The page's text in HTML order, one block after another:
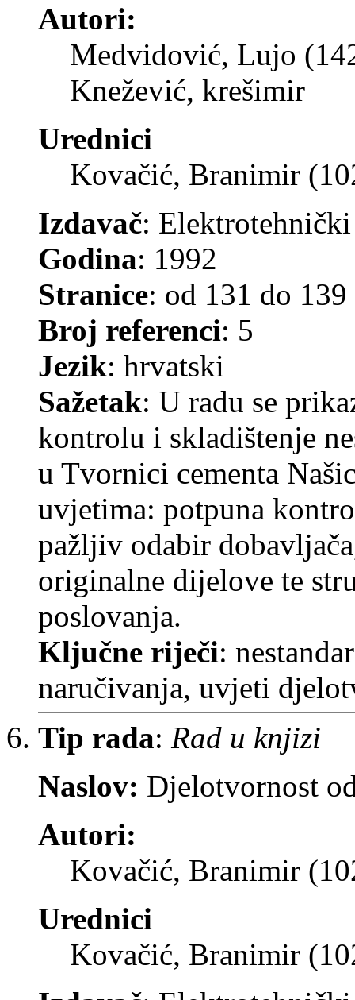
Autori:
Medvidović, Lujo
Knežević, krešimir
Urednici
Kovačić, Branimir
Izdavač:
Godina: 1992
Stranice: od 131 do 139
Broj referenci: 5
Jezik: hrvatski
Sažetak: U radu se
kontrolu i skladištenje
u Tvornici cementa
uvjetima: potpuna
pažljiv odabir
originalne dijelove te
poslovanja.
Ključne riječi:
naručivanja, uvjeti
Tip rada: Rad u knjizi
Naslov: Djelotvornost
Autori:
Kovačić, Branimir
Urednici
Kovačić, Branimir